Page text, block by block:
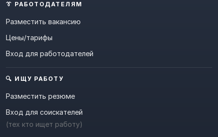
👔 РАБОТОДАТЕЛЯМ
Разместить вакансию
Цены/тарифы
Вход для работодателей
🔍 ИЩУ РАБОТУ
Разместить резюме
Вход для соискателей
(тех кто ищет работу)